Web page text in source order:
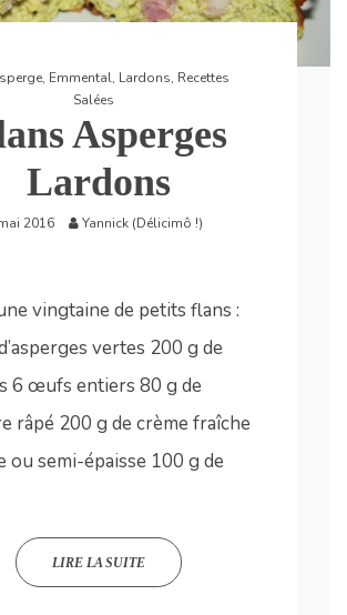
, Emmental, Lardons, Recettes
Salées
Asperges
Lardons
2016 Yannick (Délicimô !)
vingtaine de petits flans :
vertes 200 g de
6 œufs entiers 80 g de
râpé 200 g de crème fraîche
ou semi-épaisse 100 g de
LIRE LA SUITE